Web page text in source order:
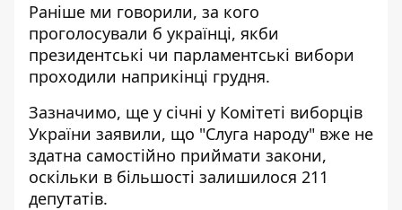
Раніше ми говорили, за кого
проголосували б українці, якби
президентські чи парламентські вибори
проходили наприкінці грудня.
Зазначимо, ще у січні у Комітеті виборців
України заявили, що "Слуга народу" вже не
здатна самостійно приймати закони,
оскільки в більшості залишилося 211
депутатів.